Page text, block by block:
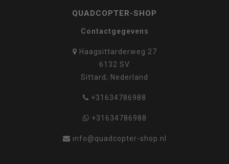
QUADCOPTER-SHOP
Contactgegevens
Haagsittarderweg 27
6132 SV
Sittard, Nederland
+31634786988
+31634786988
info@quadcopter-shop.nl